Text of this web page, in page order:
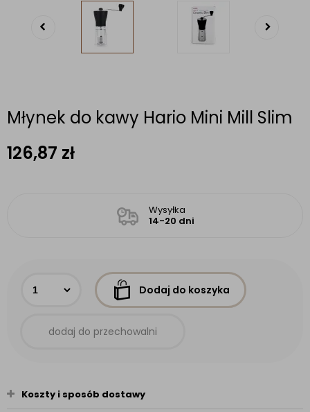
Młynek do kawy Hario Mini Mill Slim
126,87 zł
Wysyłka
14-20 dni
Dodaj do koszyka
dodaj do przechowalni
Koszty i sposób dostawy